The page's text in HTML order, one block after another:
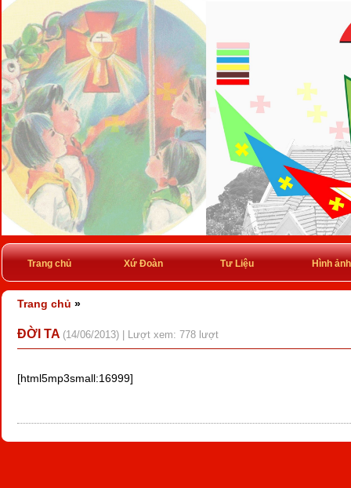
Trang chủ Xứ Đoàn Tư Liệu Hình ảnh
Trang chủ »
ĐỜI TA (14/06/2013) | Lượt xem: 778 lượt
[html5mp3small:16999]